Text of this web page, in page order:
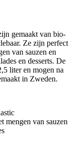
gemaakt van bio-
Ze zijn perfect
van sauzen en
en desserts. De
liter en mogen na
in Zweden.
mengen van sauzen